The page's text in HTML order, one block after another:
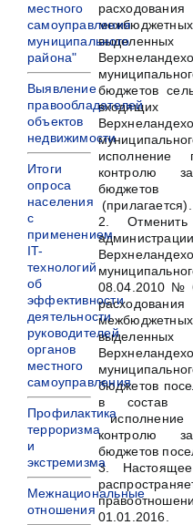
бюджетов
исполнение
контролю
(прилагается).
2. Отменить
администрации
08.04.2010 №
бюджетов
в состав
исполнение
контролю
бюджетов
3. Настоящее
01.01.2016.
местного
самоуправления
муниципального
района"
Выявление
правообладателей
объектов
недвижимости
Итоги
опроса
населения
с
применением
IT-
технологий
об
эффективности
деятельности
руководителей
органов
местного
самоуправления
Профилактика
терроризма
и
экстремизма
Межнациональные
отношения